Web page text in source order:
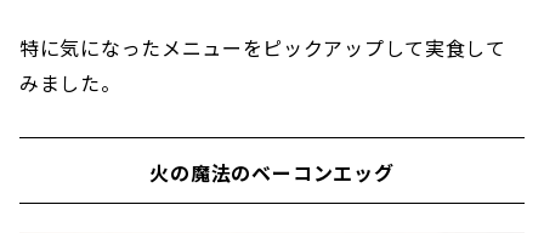
特に気になったメニューをピックアップして実食して
みました。
火の魔法のベーコンエッグ